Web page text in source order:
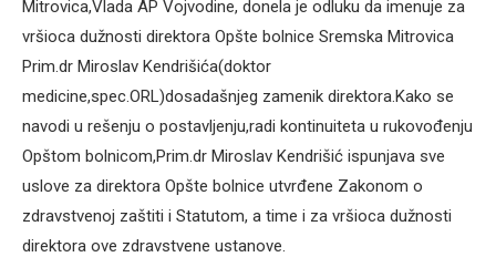
Mitrovica,Vlada AP Vojvodine, donela je odluku da imenuje za
vršioca dužnosti direktora Opšte bolnice Sremska Mitrovica
Prim.dr Miroslav Kendrišića(doktor
medicine,spec.ORL)dosadašnjeg zamenik direktora.Kako se
navodi u rešenju o postavljenju,radi kontinuiteta u rukovođenju
Opštom bolnicom,Prim.dr Miroslav Kendrišić ispunjava sve
uslove za direktora Opšte bolnice utvrđene Zakonom o
zdravstvenoj zaštiti i Statutom, a time i za vršioca dužnosti
direktora ove zdravstvene ustanove.